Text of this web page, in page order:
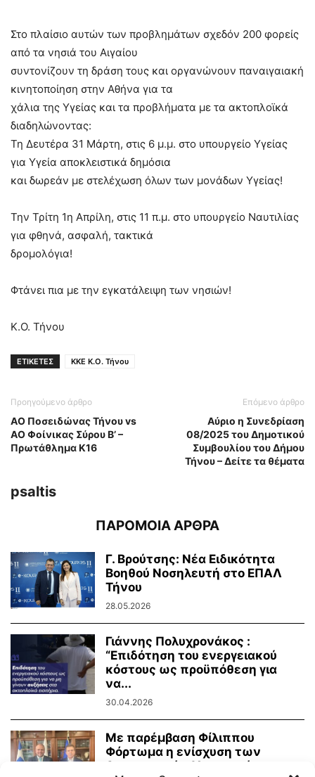
Στο πλαίσιο αυτών των προβλημάτων σχεδόν 200 φορείς
από τα νησιά του Αιγαίου
συντονίζουν τη δράση τους και οργανώνουν παναιγαιακή
κινητοποίηση στην Αθήνα για τα
χάλια της Υγείας και τα προβλήματα με τα ακτοπλοϊκά
διαδηλώνοντας:
Τη Δευτέρα 31 Μάρτη, στις 6 μ.μ. στο υπουργείο Υγείας
για Υγεία αποκλειστικά δημόσια
και δωρεάν με στελέχωση όλων των μονάδων Υγείας!
Την Τρίτη 1η Απρίλη, στις 11 π.μ. στο υπουργείο Ναυτιλίας
για φθηνά, ασφαλή, τακτικά
δρομολόγια!
Φτάνει πια με την εγκατάλειψη των νησιών!
Κ.Ο. Τήνου
ΕΤΙΚΕΤΕΣ ΚΚΕ Κ.Ο. Τήνου
Προηγούμενο άρθρο
ΑΟ Ποσειδώνας Τήνου vs
ΑΟ Φοίνικας Σύρου Β’ –
Πρωτάθλημα Κ16
Επόμενο άρθρο
Αύριο η Συνεδρίαση
08/2025 του Δημοτικού
Συμβουλίου του Δήμου
Τήνου – Δείτε τα θέματα
psaltis
ΠΑΡΟΜΟΙΑ ΑΡΘΡΑ
Γ. Βρούτσης: Νέα Ειδικότητα
Βοηθού Νοσηλευτή στο ΕΠΑΛ
Τήνου
28.05.2026
Γιάννης Πολυχρονάκος :
“Επιδότηση του ενεργειακού
κόστους ως προϋπόθεση για
να...
30.04.2026
Με παρέμβαση Φίλιππου
Φόρτωμα η ενίσχυση των
Αστυνομικών Υπηρεσιών των